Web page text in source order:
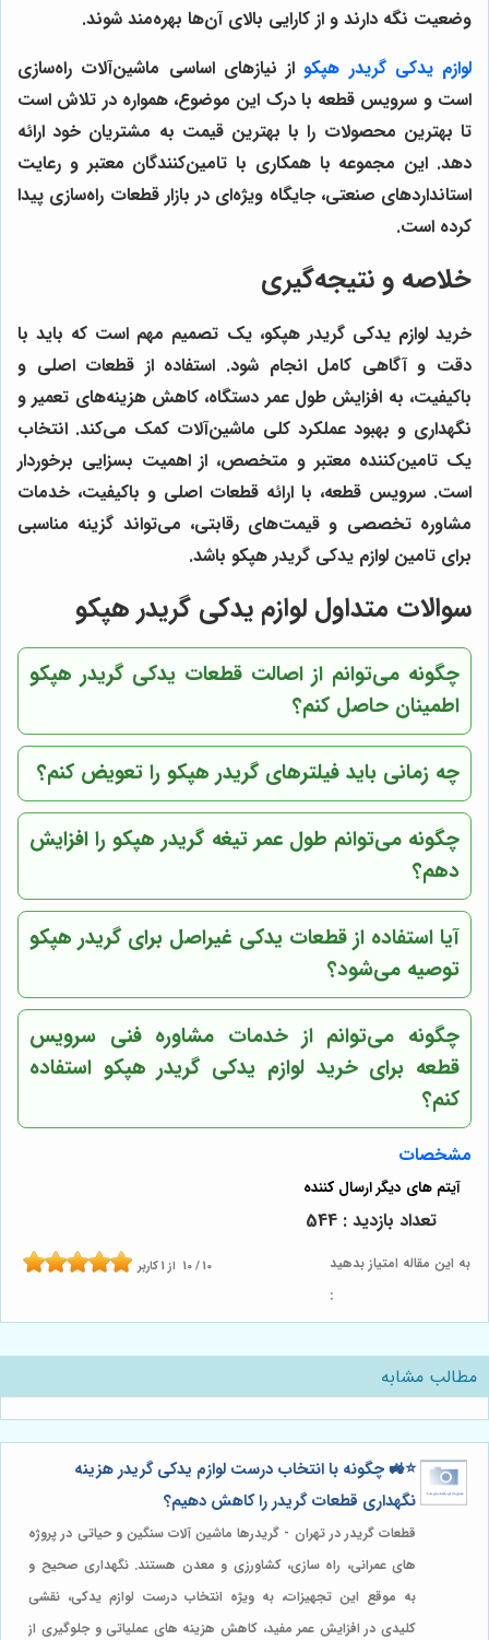
وضعیت نگه دارند و از کارایی بالای آن‌ها بهره‌مند شوند.
لوازم یدکی گریدر هپکواز نیازهای اساسی ماشین‌آلات راه‌سازی
است و سرویس قطعه با درک این موضوع، همواره در تلاش است
تا بهترین محصولات را با بهترین قیمت به مشتریان خود ارائه
دهد. این مجموعه با همکاری با تامین‌کنندگان معتبر و رعایت
استانداردهای صنعتی، جایگاه ویژه‌ای در بازار قطعات راه‌سازی پیدا
کرده است.
خلاصه و نتیجه‌گیری
خرید لوازم یدکی گریدر هپکو، یک تصمیم مهم است که باید با
دقت و آگاهی کامل انجام شود. استفاده از قطعات اصلی و
باکیفیت، به افزایش طول عمر دستگاه، کاهش هزینه‌های تعمیر و
نگهداری و بهبود عملکرد کلی ماشین‌آلات کمک می‌کند. انتخاب
یک تامین‌کننده معتبر و متخصص، از اهمیت بسزایی برخوردار
است. سرویس قطعه، با ارائه قطعات اصلی و باکیفیت، خدمات
مشاوره تخصصی و قیمت‌های رقابتی، می‌تواند گزینه مناسبی
برای تامین لوازم یدکی گریدر هپکو باشد.
سوالات متداول لوازم یدکی گریدر هپکو
چگونه می‌توانم از اصالت قطعات یدکی گریدر هپکو
اطمینان حاصل کنم؟
چه زمانی باید فیلترهای گریدر هپکو را تعویض کنم؟
چگونه می‌توانم طول عمر تیغه گریدر هپکو را افزایش
دهم؟
آیا استفاده از قطعات یدکی غیراصل برای گریدر هپکو
توصیه می‌شود؟
چگونه می‌توانم از خدمات مشاوره فنی سرویس
قطعه برای خرید لوازم یدکی گریدر هپکو استفاده
کنم؟
مشخصات
به این مقاله امتیاز بدهید
:
10/10 از 1کاربر
تعداد بازدید : 544
مطالب مشابه
⭐️🚜 چگونه با انتخاب درست لوازم یدکی گریدر هزینه
نگهداری قطعات گریدر را کاهش دهیم؟
قطعات گریدر در تهران - گریدرها ماشین آلات سنگین و حیاتی در پروژه
های عمرانی، راه سازی، کشاورزی و معدن هستند. نگهداری صحیح و
به موقع این تجهیزات، به ویژه انتخاب درست لوازم یدکی، نقشی
کلیدی در افزایش عمر مفید، کاهش هزینه های عملیاتی و جلوگیری از